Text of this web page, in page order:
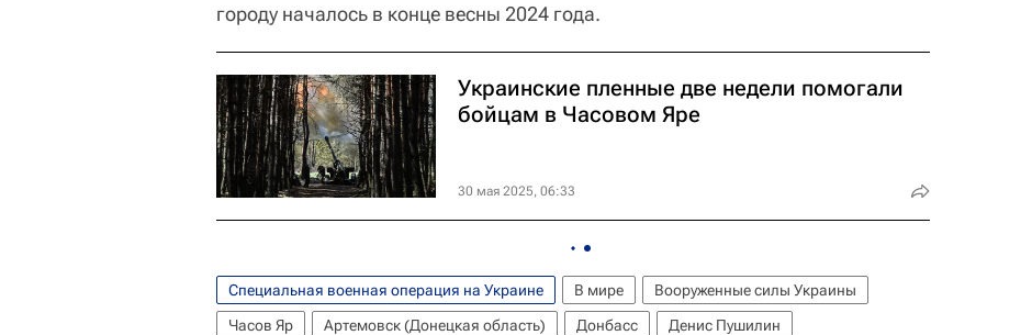
городу началось в конце весны 2024 года.
Украинские пленные две недели помогали
бойцам в Часовом Яре
30 мая 2025, 06:33
Специальная военная операция на Украине В мире
Вооруженные силы Украины
Часов Яр
Артемовск (Донецкая область) Донбасс Денис Пушилин